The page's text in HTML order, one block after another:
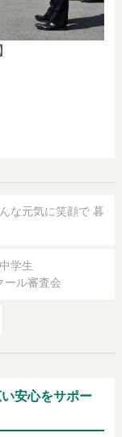
な元気に笑顔で 暮
学生
ール審査会
安心をサポー